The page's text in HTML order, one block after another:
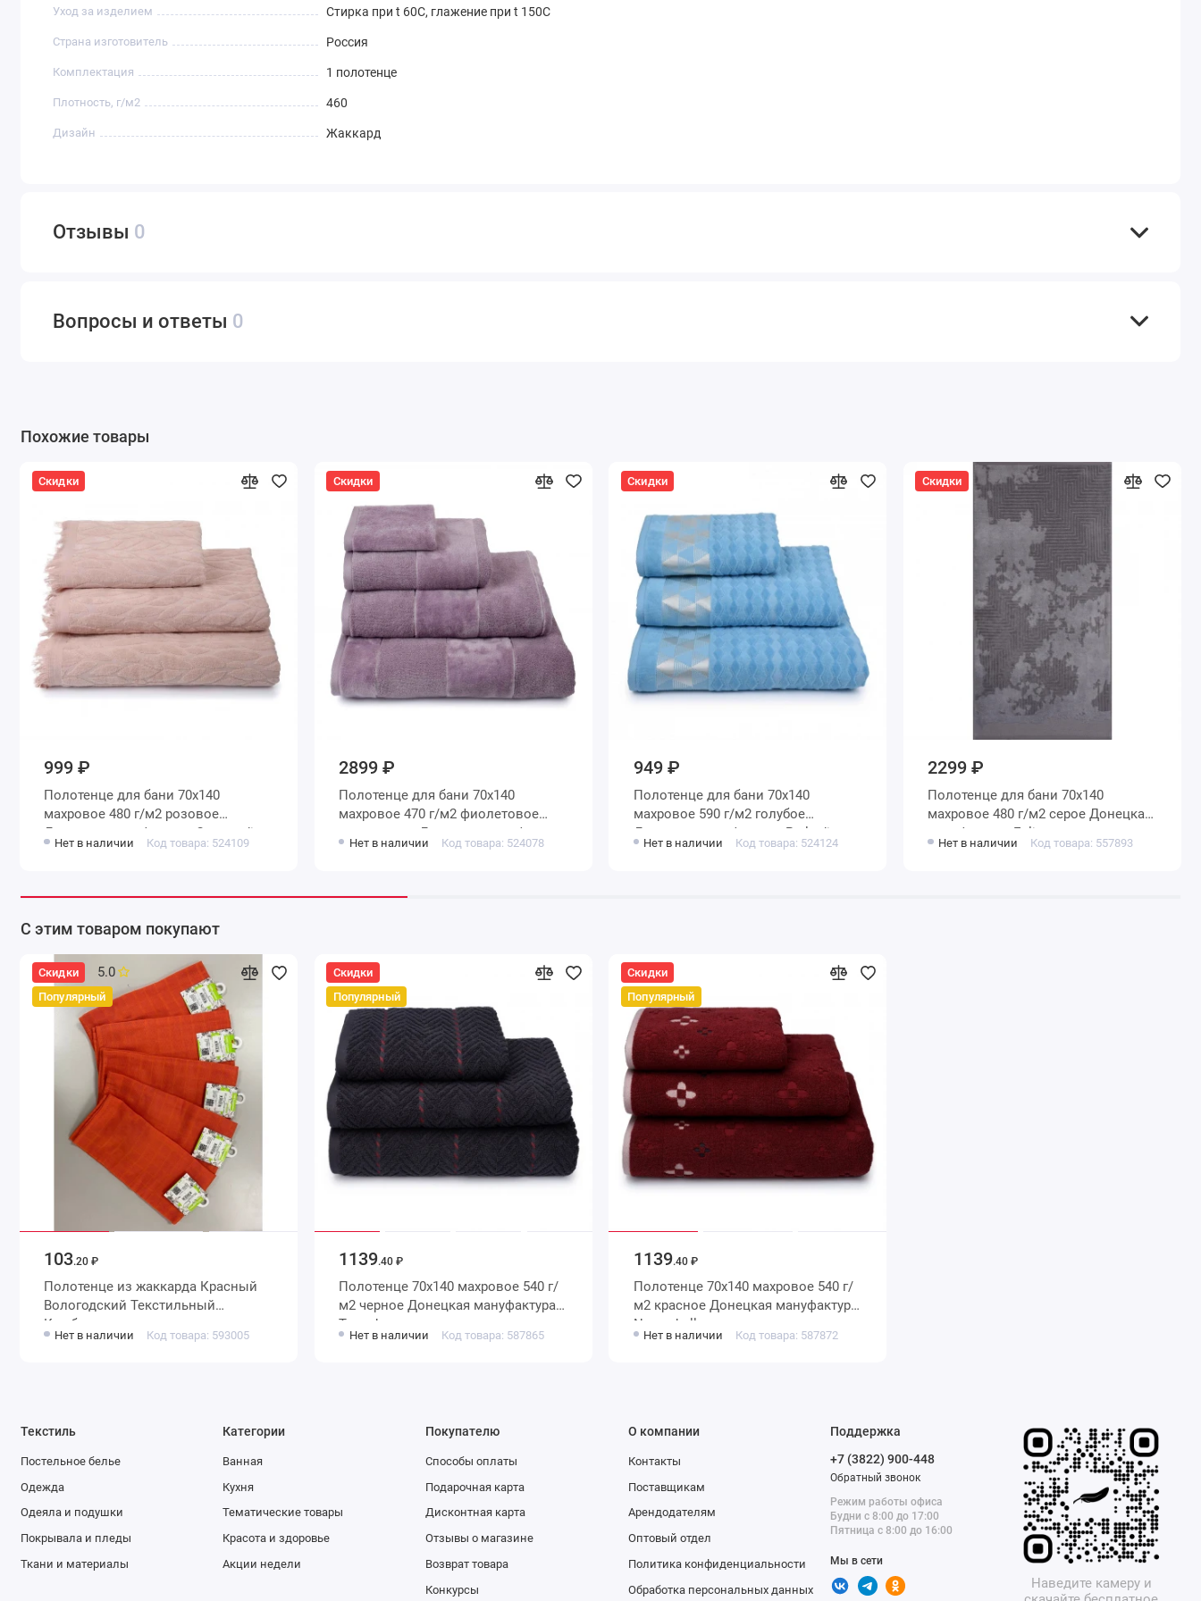
Уход за изделием Стирка при t 60С, глажение при t 150С
Страна изготовитель Россия
Комплектация 1 полотенце
Плотность, г/м2 460
Дизайн Жаккард
Отзывы 0
Вопросы и ответы 0
Похожие товары
Скидки
999 ₽
Полотенце для бани 70х140
махровое 480 г/м2 розовое
Донецкая мануфактура Corona di
alberi
Нет в наличии Код товара: 524109
Скидки
2899 ₽
Полотенце для бани 70х140
махровое 470 г/м2 фиолетовое
однотонное Донецкая мануфактура
Frappe
Нет в наличии Код товара: 524078
Скидки
949 ₽
Полотенце для бани 70х140
махровое 590 г/м2 голубое
Донецкая мануфактура Perle di
mare
Нет в наличии Код товара: 524124
Скидки
2299 ₽
Полотенце для бани 70х140
махровое 480 г/м2 серое Донецкая
мануфактура Eclisse
Нет в наличии Код товара: 557893
С этим товаром покупают
Скидки
Популярный
5.0
103.20 ₽
Полотенце из жаккарда Красный
Вологодский Текстильный
Комбинат
Нет в наличии Код товара: 593005
Скидки
Популярный
1139.40 ₽
Полотенце 70х140 махровое 540 г/
м2 черное Донецкая мануфактура
Tweed
Нет в наличии Код товара: 587865
Скидки
Популярный
1139.40 ₽
Полотенце 70х140 махровое 540 г/
м2 красное Донецкая мануфактура
Nuova bellezza
Нет в наличии Код товара: 587872
Текстиль
Постельное белье
Одежда
Одеяла и подушки
Покрывала и пледы
Ткани и материалы
Категории
Ванная
Кухня
Тематические товары
Красота и здоровье
Акции недели
Покупателю
Способы оплаты
Подарочная карта
Дисконтная карта
Отзывы о магазине
Возврат товара
Конкурсы
О компании
Контакты
Поставщикам
Арендодателям
Оптовый отдел
Политика конфиденциальности
Обработка персональных данных
Поддержка
+7 (3822) 900-448
Обратный звонок
Режим работы офиса
Будни с 8:00 до 17:00
Пятница с 8:00 до 16:00
Мы в сети
Наведите камеру и